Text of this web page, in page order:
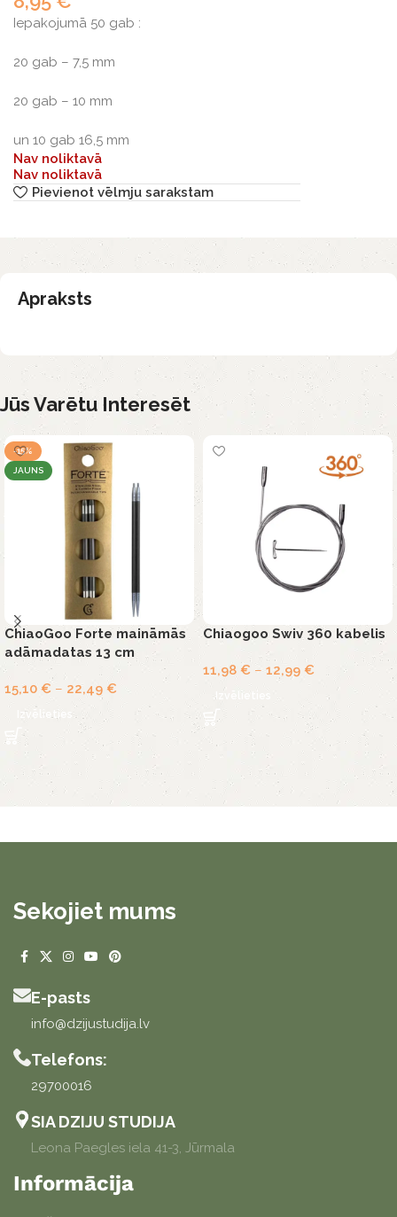
Iepakojumā 50 gab :
20 gab – 7,5 mm
20 gab – 10 mm
un 10 gab 16,5 mm
Nav noliktavā
Nav noliktavā
Pievienot vēlmju sarakstam
Apraksts
Jūs Varētu Interesēt
-15%
JAUNS
ChiaoGoo Forte maināmās
adāmadatas 13 cm
15,10 € – 22,49 €
Izvēlieties
Chiaogoo Swiv 360 kabelis
11,98 € – 12,99 €
Izvēlieties
Sekojiet mums
E-pasts
info@dzijustudija.lv
Telefons:
29700016
SIA DZIJU STUDIJA
Leona Paegles iela 41-3, Jūrmala
Informācija